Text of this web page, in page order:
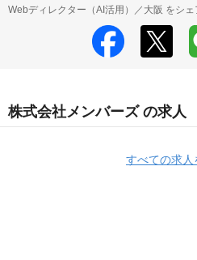
Webディレクター（AI活用）／大阪 をシェ
株式会社メンバーズ の求人
すべての求人